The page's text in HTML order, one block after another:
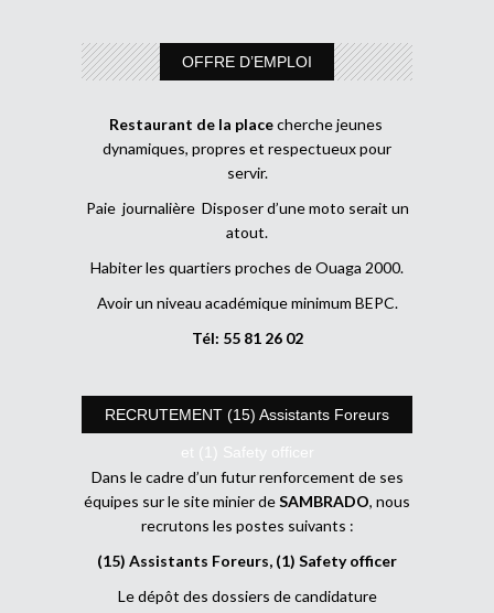
OFFRE D’EMPLOI
Restaurant de la placecherche jeunes
dynamiques, propres et respectueux pour
servir.
Paie journalière Disposer d’une moto serait un
atout.
Habiter les quartiers proches de Ouaga 2000.
Avoir un niveau académique minimum BEPC.
Tél: 55 81 26 02
RECRUTEMENT (15) Assistants Foreurs
et (1) Safety officer
Dans le cadre d’un futur renforcement de ses
équipes sur le site minier deSAMBRADO, nous
recrutons les postes suivants :
(15) Assistants Foreurs, (1) Safety officer
Le dépôt des dossiers de candidature